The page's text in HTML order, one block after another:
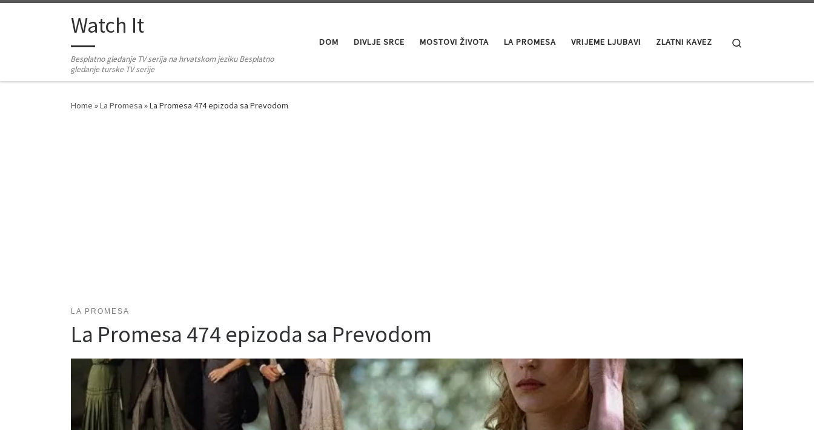
Skip to contentWatch It
Besplatno gledanje TV serija na hrvatskom jeziku Besplatno
gledanje turske TV serije
DOM DIVLJE SRCE MOSTOVI ŽIVOTA LA PROMESA VRIJEME LJUBAVI ZLATNI KAVEZ
Home »La Promesa »La Promesa 474 epizoda sa Prevodom
LA PROMESA
La Promesa 474 epizoda sa Prevodom